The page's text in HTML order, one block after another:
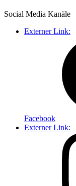
Social Media Kanäle
Externer Link:
Facebook
Externer Link: